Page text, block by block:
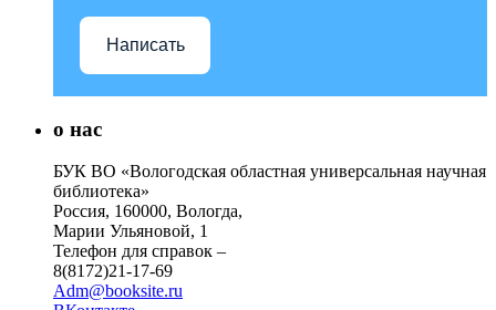
Написать
о нас
БУК ВО «Вологодская областная универсальная научная
библиотека»
Россия, 160000, Вологда,
Марии Ульяновой, 1
Телефон для справок –
8(8172)21-17-69
Adm@booksite.ru